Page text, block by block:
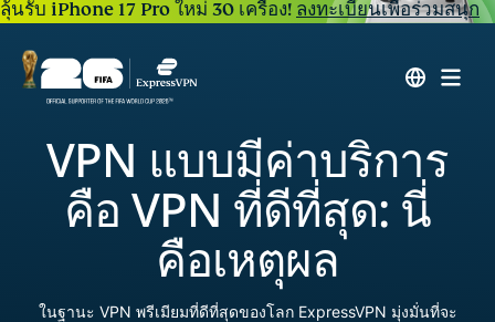
ลุ้นรับ iPhone 17 Pro ใหม่ 30 เครื่อง! ลงทะเบียนเพื่อร่วมสนุก
VPN แบบมีค่าบริการ
คือ VPN ที่ดีที่สุด: นี่
คือเหตุผล
ในฐานะ VPN พรีเมียมที่ดีที่สุดของโลก ExpressVPN มุ่งมั่นที่จะ